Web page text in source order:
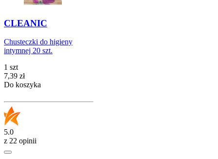
CLEANIC
Chusteczki do higieny
intymnej 20 szt.
1 szt
Cena
7,39 zł
Do koszyka
5.0
z 22 opinii